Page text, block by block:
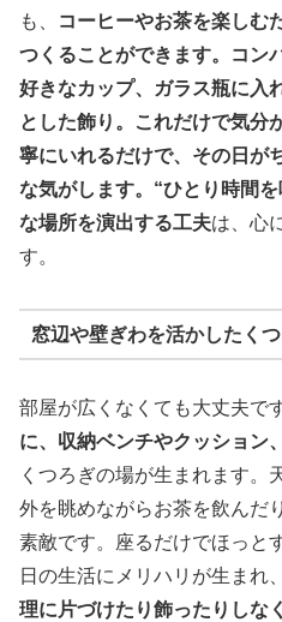
も、
コーヒーやお茶を楽しむ
つくることができます。コン
好きなカップ、ガラス瓶に入
とした飾り。これだけで気分
寧にいれるだけで、その日が
な気がします。“ひとり時間
な場所を演出する工夫は、心
す。
窓辺や壁ぎわを活かしたく
部屋が広くなくても大丈夫です
に、収納ベンチやクッション
くつろぎの場が生まれます。
外を眺めながらお茶を飲んだ
素敵です。座るだけでほっと
日の生活にメリハリが生まれ
理に片づけたり飾ったりしな